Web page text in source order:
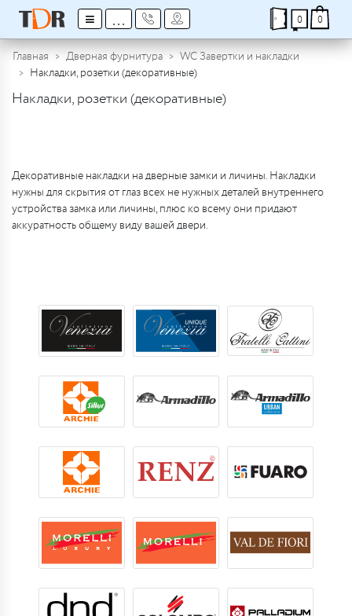
≡ ... 0 0
Главная Дверная фурнитура
WC Завертки и накладки
Накладки, розетки (декоративные)
Накладки, розетки (декоративные)
Декоративные накладки на дверные замки и личины. Накладки
нужны для скрытия от глаз всех не нужных деталей внутреннего
устройства замка или личины, плюс ко всему они придают
аккуратность общему виду вашей двери.